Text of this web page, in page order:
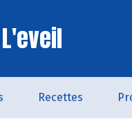
Recettes